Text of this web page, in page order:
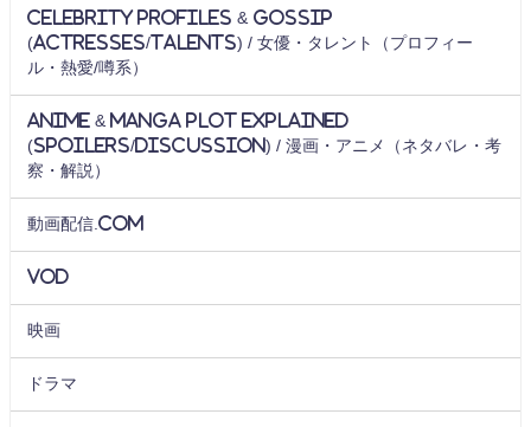
Celebrity Profiles & Gossip
(Actresses/Talents) / 女優・タレント（プロフィー
ル・熱愛/噂系）
Anime & Manga Plot Explained
(Spoilers/Discussion) / 漫画・アニメ（ネタバレ・考
察・解説）
動画配信.com
VOD
映画
ドラマ